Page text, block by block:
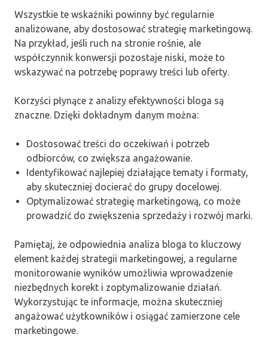
Wszystkie te wskaźniki powinny być regularnie
analizowane, aby dostosować strategię marketingową.
Na przykład, jeśli ruch na stronie rośnie, ale
współczynnik konwersji pozostaje niski, może to
wskazywać na potrzebę poprawy treści lub oferty.
Korzyści płynące z analizy efektywności bloga są
znaczne. Dzięki dokładnym danym można:
Dostosować treści do oczekiwań i potrzeb
odbiorców, co zwiększa angażowanie.
Identyfikować najlepiej działające tematy i formaty,
aby skuteczniej docierać do grupy docelowej.
Optymalizować strategię marketingową, co może
prowadzić do zwiększenia sprzedaży i rozwój marki.
Pamiętaj, że odpowiednia analiza bloga to kluczowy
element każdej strategii marketingowej, a regularne
monitorowanie wyników umożliwia wprowadzenie
niezbędnych korekt i zoptymalizowanie działań.
Wykorzystując te informacje, można skuteczniej
angażować użytkowników i osiągać zamierzone cele
marketingowe.